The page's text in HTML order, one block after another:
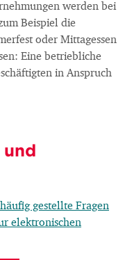
werden bei
Beispiel die
oder Mittagessen
Eine betriebliche
in Anspruch
gestellte Fragen
elektronischen